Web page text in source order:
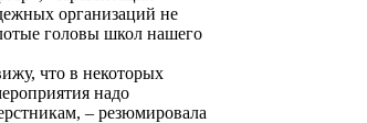
организаций не
головы школ нашего
что в некоторых
надо
– резюмировала